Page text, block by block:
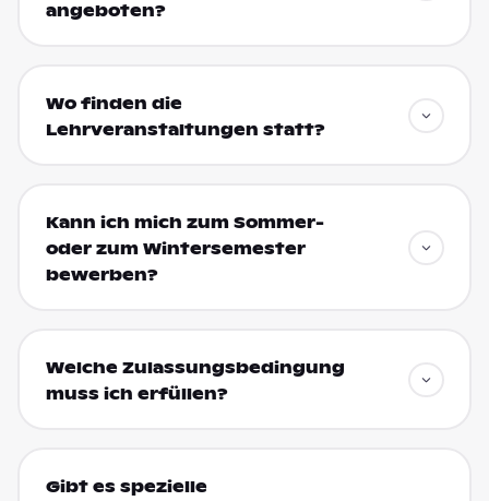
angeboten?
Wo finden die
Lehrveranstaltungen statt?
Kann ich mich zum Sommer-
oder zum Wintersemester
bewerben?
Welche Zulassungsbedingung
muss ich erfüllen?
Gibt es spezielle